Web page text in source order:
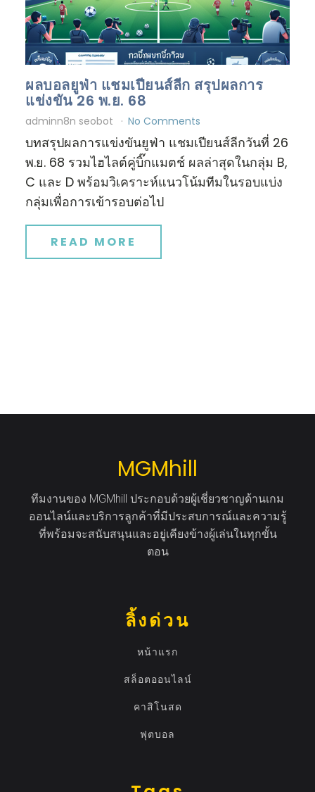
ผลบอลยูฟ่า แชมเปียนส์ลีก สรุปผลการ
แข่งขัน 26 พ.ย. 68
adminn8n seobot No Comments
บทสรุปผลการแข่งขันยูฟ่า แชมเปียนส์ลีกวันที่ 26
พ.ย. 68 รวมไฮไลต์คู่บิ๊กแมตช์ ผลล่าสุดในกลุ่ม B,
C และ D พร้อมวิเคราะห์แนวโน้มทีมในรอบแบ่ง
กลุ่มเพื่อการเข้ารอบต่อไป
READ MORE
MGMhill
ทีมงานของ MGMhill ประกอบด้วยผู้เชี่ยวชาญด้านเกม
ออนไลน์และบริการลูกค้าที่มีประสบการณ์และความรู้
ที่พร้อมจะสนับสนุนและอยู่เคียงข้างผู้เล่นในทุกขั้น
ตอน
ลิ้งด่วน
หน้าแรก
สล็อตออนไลน์
คาสิโนสด
ฟุตบอล